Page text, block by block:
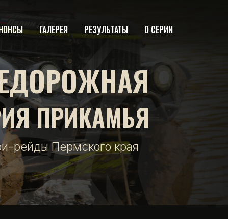
ГАЛЕРЕЯ РЕЗУЛЬТАТЫ О СЕРИИ
ПРИКАМЬЯ
рейды Пермского края